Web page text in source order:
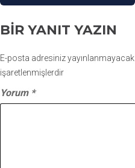
BIR YANIT YAZIN
E-posta adresiniz yayınlanmayacak.
işaretlenmişlerdir
Yorum *